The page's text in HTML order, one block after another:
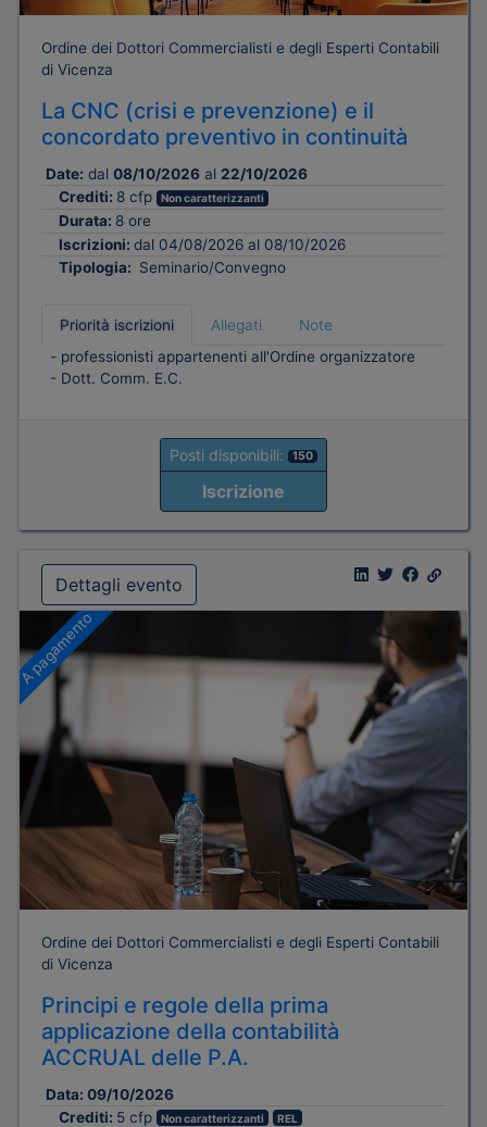
Ordine dei Dottori Commercialisti e degli Esperti Contabili
di Vicenza
La CNC (crisi e prevenzione) e il
concordato preventivo in continuità
Date: dal 08/10/2026 al 22/10/2026
Crediti: 8 cfp Non caratterizzanti
Durata: 8 ore
Iscrizioni: dal 04/08/2026 al 08/10/2026
Tipologia: Seminario/Convegno
Priorità iscrizioni Allegati
Note
- professionisti appartenenti all'Ordine organizzatore
- Dott. Comm. E.C.
Posti disponibili: 150
Iscrizione
Dettagli evento
A pagamento
Ordine dei Dottori Commercialisti e degli Esperti Contabili
di Vicenza
Principi e regole della prima
applicazione della contabilità
ACCRUAL delle P.A.
Data: 09/10/2026
Crediti: 5 cfp Non caratterizzanti REL